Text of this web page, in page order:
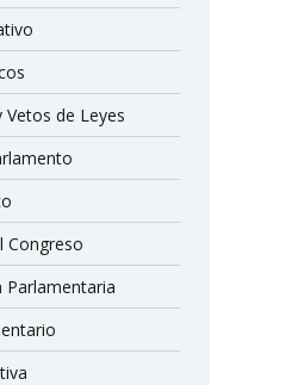
de Leyes
Congreso
Parlamentaria